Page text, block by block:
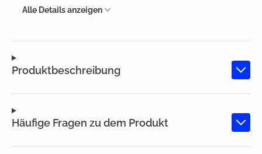
Produktbeschreibung
Häufige Fragen zu dem Produkt
Alle Details anzeigen